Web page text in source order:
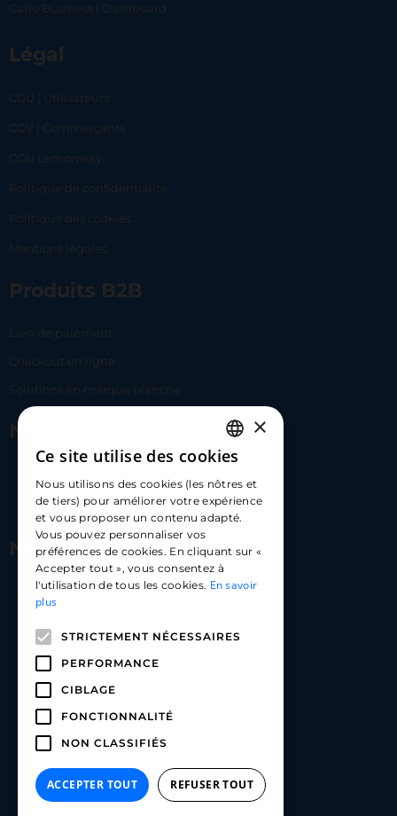
Carlo Business | Dashboard
Légal
CGU | Utilisateurs
CGV | Commerçants
CGU Lemonway
Politique de confidentialité
Politique des cookies
Mentions légales
Produits B2B
Lien de paiement
Checkout en ligne
Solutions en marque blanche
Nous contacter
hello@carloapp.com
Nous suivre
Carlo App | Instagram
Carlo App | Linkedin
FRENCH
ENGLISH
SPANISH
×
Ce site utilise des cookies
Nous utilisons des cookies (les nôtres et
de tiers) pour améliorer votre expérience
et vous proposer un contenu adapté.
Vous pouvez personnaliser vos
préférences de cookies. En cliquant sur «
Accepter tout », vous consentez à
l'utilisation de tous les cookies. En savoir
plus
STRICTEMENT NÉCESSAIRES
PERFORMANCE
CIBLAGE
FONCTIONNALITÉ
NON CLASSIFIÉS
ACCEPTER TOUT REFUSER TOUT